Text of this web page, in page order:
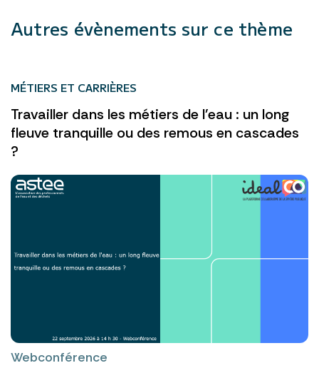
Autres évènements sur ce thème
MÉTIERS ET CARRIÈRES
Travailler dans les métiers de l'eau : un long
fleuve tranquille ou des remous en cascades
?
Webconférence